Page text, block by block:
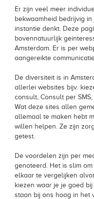
Er zijn veel meer
bekwaamheid bedrijvig
instantie denkt. Deze
bovennatuurlijk
Amsterdam. Er is per
aangereikte
De diversiteit is in
allerlei websites bijv.
consult, Consult per
Wat deze sites allen
allemaal te maken hebt
willen helpen. Ze zijn
getest.
De voordelen zijn per
genoteerd. Het is slim
elkaar te vergelijken
kiezen waar je je goed
staan bij ons hoog in het